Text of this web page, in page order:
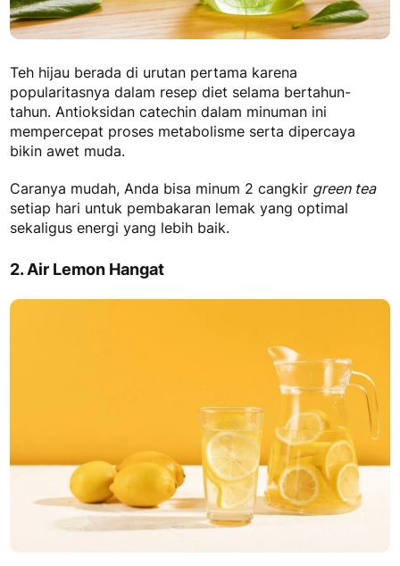
Teh hijau berada di urutan pertama karena
popularitasnya dalam resep diet selama bertahun-
tahun. Antioksidan catechin dalam minuman ini
mempercepat proses metabolisme serta dipercaya
bikin awet muda.
Caranya mudah, Anda bisa minum 2 cangkir green tea
setiap hari untuk pembakaran lemak yang optimal
sekaligus energi yang lebih baik.
2. Air Lemon Hangat